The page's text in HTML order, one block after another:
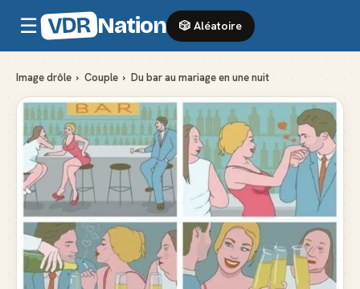
☰ VDR Nation 🎲 Aléatoire
Image drôle › Couple › Du bar au mariage en une nuit